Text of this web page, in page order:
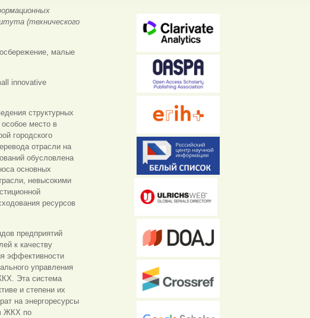
(технического
малые
innovative
структурных
место в
городского
отрасли на
обусловлена
основных
невысокими
ресурсов
предприятий
к качеству
эффективности
управления
Эта система
и степени их
на энергоресурсы
ЖКХ по